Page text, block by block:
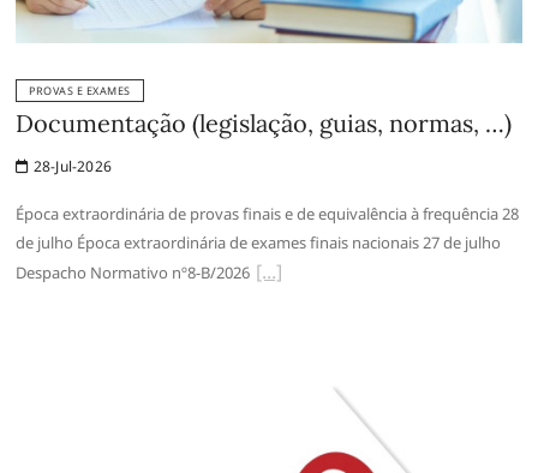
PROVAS E EXAMES
Documentação (legislação, guias, normas, …)
28-Jul-2026
Época extraordinária de provas finais e de equivalência à frequência 28
de julho Época extraordinária de exames finais nacionais 27 de julho
Despacho Normativo nº8-B/2026